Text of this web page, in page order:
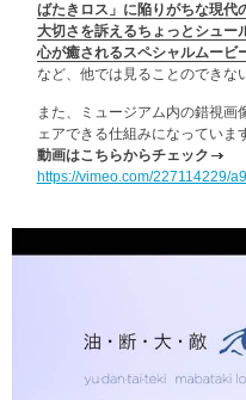
ばたきロス」に陥りがちな現代
大切さを訴えるちょっとシュー
心が癒されるスペシャルムービ
など、他では見ることのできな
また、ミュージアム内の錯視画
ェアできる仕組みになっていま
動画はこちらからチェック
https://vimeo.com/227114229/